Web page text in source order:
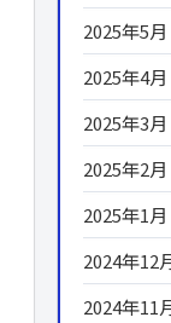
2025年5月
2025年4月
2025年3月
2025年2月
2025年1月
2024年12
2024年11